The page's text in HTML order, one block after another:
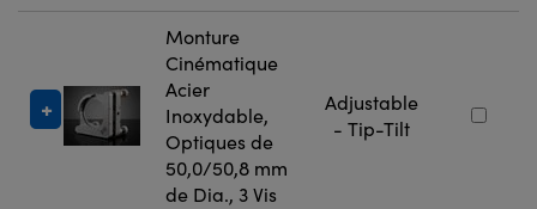
Monture
Cinématique
Acier
Inoxydable,
Optiques de
50,0/50,8 mm
de Dia., 3 Vis
Adjustable
- Tip-Tilt